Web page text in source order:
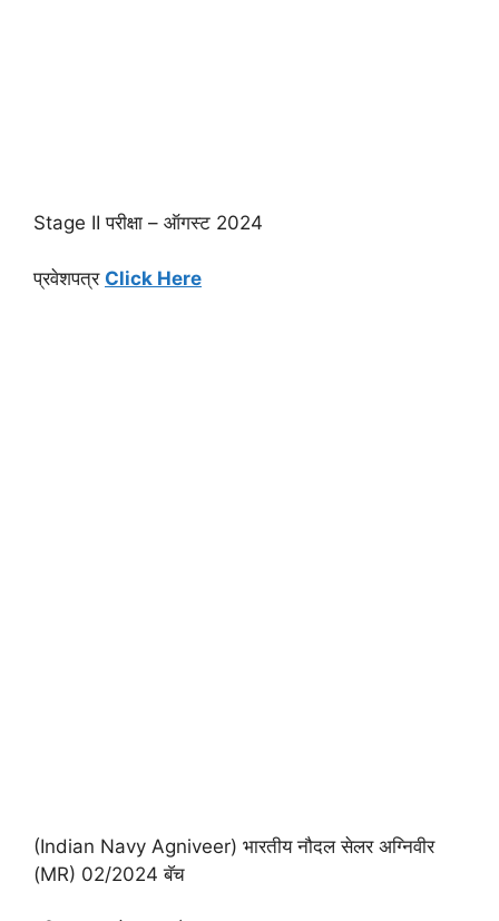
Stage II परीक्षा – ऑगस्ट 2024
प्रवेशपत्र Click Here
(Indian Navy Agniveer) भारतीय नौदल सेलर अग्निवीर
(MR) 02/2024 बॅच